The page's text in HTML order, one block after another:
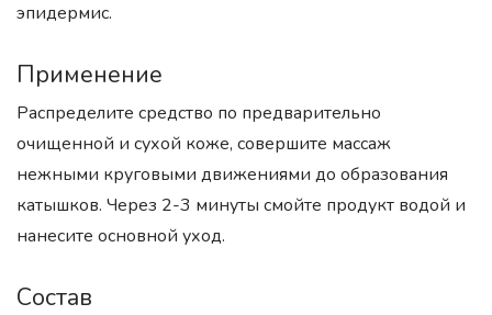
эпидермис.
Применение
Распределите средство по предварительно
очищенной и сухой коже, совершите массаж
нежными круговыми движениями до образования
катышков. Через 2-3 минуты смойте продукт водой и
нанесите основной уход.
Состав